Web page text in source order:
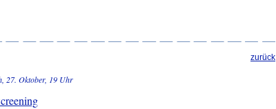
zurück
27. Oktober, 19 Uhr